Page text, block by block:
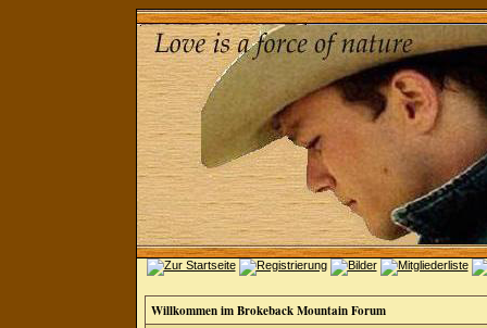
Willkommen im Brokeback Mountain Forum